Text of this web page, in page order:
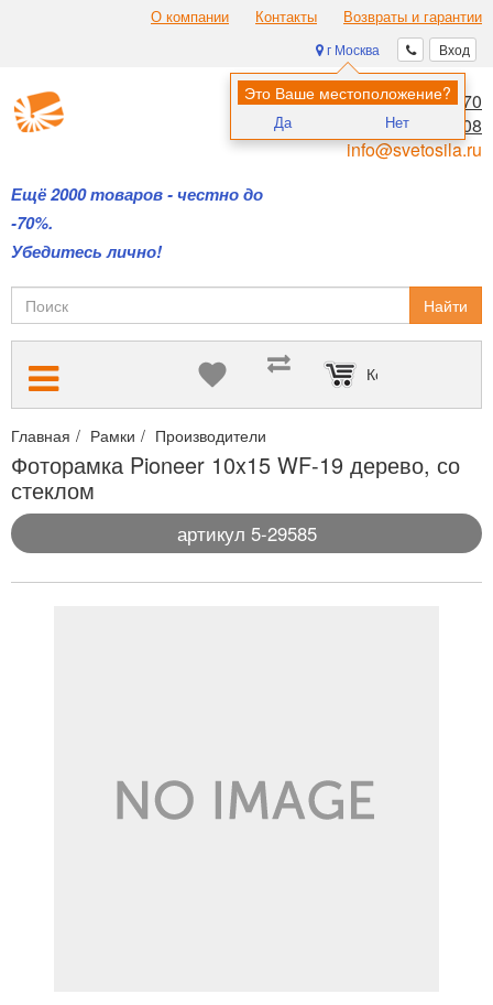
О компании Контакты Возвраты и гарантии
Вход
г Москва
Это Ваше местоположение?
Да Нет
Ещё 2000 товаров - честно до
-70%.
Убедитесь лично!
8 (495) 970-00-70
8 (800) 700-11-08
info@svetosila.ru
Найти
Корзина пуста
Главная Рамки Производители
Фоторамка Pioneer 10x15 WF-19 дерево, со
стеклом
артикул 5-29585